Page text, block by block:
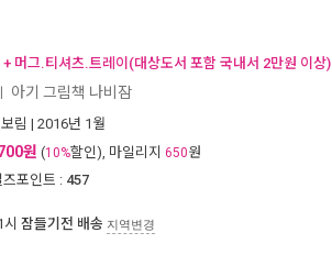
머그.티셔츠.트레이(대상도서 포함 국내서 2만원 이상)
아기 그림책 나비잠
보림 | 2016년 1월
원 (10%할인), 마일리지 650원
포인트 : 457
잠들기전 배송 지역변경